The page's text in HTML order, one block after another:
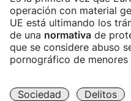
operación con material
UE está ultimando los
de una normativa de
que se considere abuso
pornográfico de menores
Sociedad Delitos